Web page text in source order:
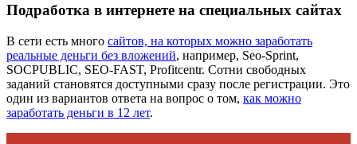
Подработка в интернете на специальных сайтах
В сети есть много сайтов, на которых можно заработать
реальные деньги без вложений, например, Seo-Sprint,
SOCPUBLIC, SEO-FAST, Profitcentr. Сотни свободных
заданий становятся доступными сразу после регистрации. Это
один из вариантов ответа на вопрос о том, как можно
заработать деньги в 12 лет.